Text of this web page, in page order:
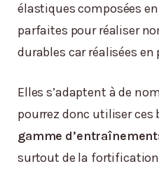
élastiques composées
parfaites pour réaliser
durables car réalisées en
Elles s’adaptent à de
pourrez donc utiliser ces
gamme
surtout de la fortification